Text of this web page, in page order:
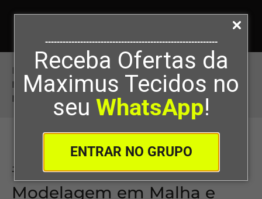
-----------------------------------------------------------
Receba Ofertas da
Maximus Tecidos no
seu WhatsApp!
ENTRAR NO GRUPO
Início>#14: Os Desafios da Modelagem em
Malha e como escolher uma de qualidade com
Marlene Mukai
#14: Os Desafios da
Modelagem em Malha e